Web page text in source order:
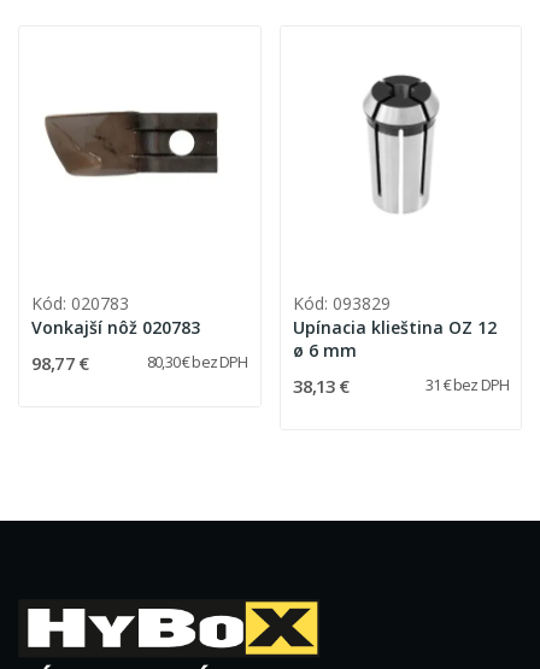
Kód: 020783
Vonkajší nôž 020783
98,77 € 80,30 € bez DPH
Kód: 093829
Upínacia klieština OZ 12
ø 6 mm
38,13 € 31 € bez DPH